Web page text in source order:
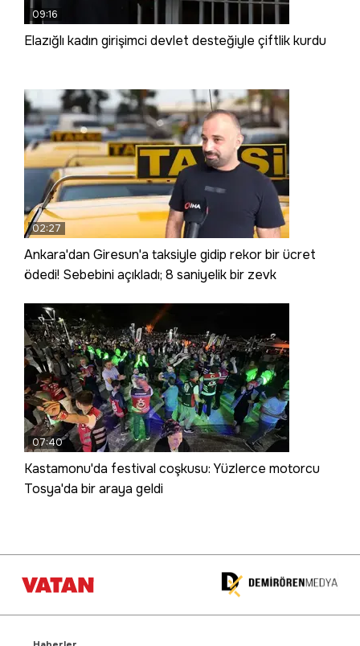
09:16
Elazığlı kadın girişimci devlet desteğiyle çiftlik kurdu
02:27
Ankara'dan Giresun'a taksiyle gidip rekor bir ücret
ödedi! Sebebini açıkladı; 8 saniyelik bir zevk
07:40
Kastamonu'da festival coşkusu: Yüzlerce motorcu
Tosya'da bir araya geldi